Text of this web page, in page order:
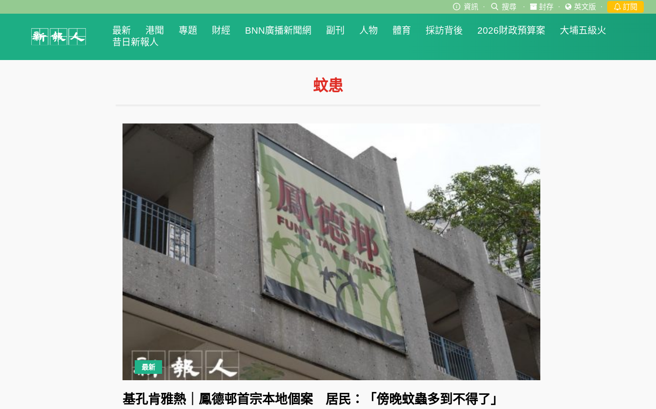
資訊 · 搜尋 · 封存 · 英文版 · 訂閱
最新 港聞 專題 財經 BNN廣播新聞網 副刊 人物 體育 採訪背後 2026財政預算案
大埔五級火
昔日新報人
蚊患
最新
基孔肯雅熱｜鳳德邨首宗本地個案 居民：「傍晚蚊蟲多到不得了」